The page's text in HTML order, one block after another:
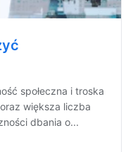
społeczna i troska
większa liczba
dbania o...